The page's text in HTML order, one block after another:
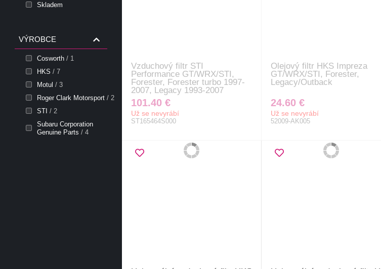
Skladem
VÝROBCE
Cosworth / 1
HKS / 7
Motul / 3
Roger Clark Motorsport / 2
STI / 2
Subaru Corporation
Genuine Parts / 4
Vzduchový filtr STI
Performance GT/WRX/STI,
Forester, Forester turbo 1997-
2007, Legacy 1993-2007
101.40 €
Už se nevyrábí
ST165464S000
Olejový filtr HKS Impreza
GT/WRX/STI, Forester,
Legacy/Outback
24.60 €
Už se nevyrábí
52009-AK005